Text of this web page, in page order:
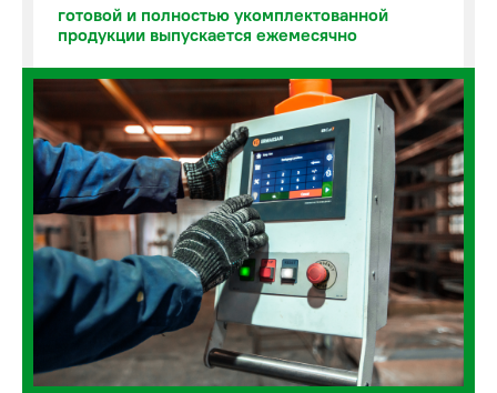
готовой и полностью укомплектованной
продукции выпускается ежемесячно